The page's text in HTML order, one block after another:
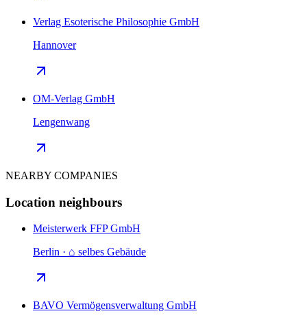
Verlag Esoterische Philosophie GmbH
Hannover
OM-Verlag GmbH
Lengenwang
NEARBY COMPANIES
Location neighbours
Meisterwerk FFP GmbH
Berlin · ⌂ selbes Gebäude
BAVO Vermögensverwaltung GmbH